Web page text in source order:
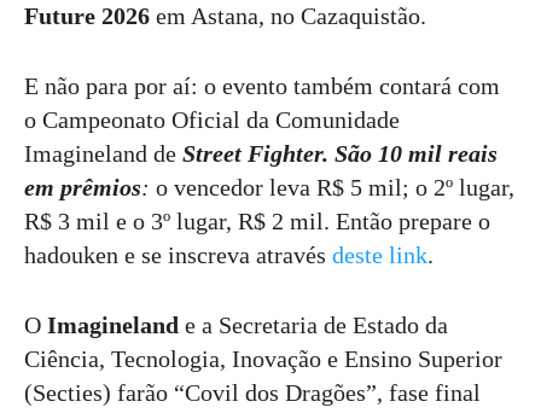
Future 2026 em Astana, no Cazaquistão.
E não para por aí: o evento também contará com
o Campeonato Oficial da Comunidade
Imagineland de Street Fighter. São 10 mil reais
em prêmios: o vencedor leva R$ 5 mil; o 2º lugar,
R$ 3 mil e o 3º lugar, R$ 2 mil. Então prepare o
hadouken e se inscreva através deste link.
O Imagineland e a Secretaria de Estado da
Ciência, Tecnologia, Inovação e Ensino Superior
(Secties) farão “Covil dos Dragões”, fase final